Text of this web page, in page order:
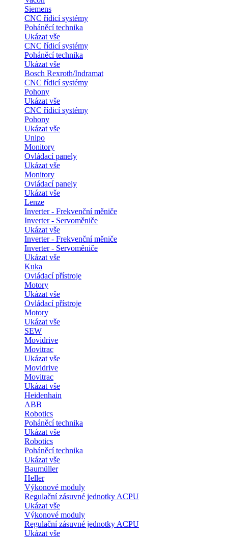
Siemens
CNC řídicí systémy
Poháněcí technika
Ukázat vše
CNC řídicí systémy
Poháněcí technika
Ukázat vše
Bosch Rexroth/Indramat
CNC řídicí systémy
Pohony
Ukázat vše
CNC řídicí systémy
Pohony
Ukázat vše
Unipo
Monitory
Ovládací panely
Ukázat vše
Monitory
Ovládací panely
Ukázat vše
Lenze
Inverter - Frekvenční měniče
Inverter - Servoměniče
Ukázat vše
Inverter - Frekvenční měniče
Inverter - Servoměniče
Ukázat vše
Kuka
Ovládací přístroje
Motory
Ukázat vše
Ovládací přístroje
Motory
Ukázat vše
SEW
Movidrive
Movitrac
Ukázat vše
Movidrive
Movitrac
Ukázat vše
Heidenhain
ABB
Robotics
Poháněcí technika
Ukázat vše
Robotics
Poháněcí technika
Ukázat vše
Baumüller
Heller
Výkonové moduly
Regulační zásuvné jednotky ACPU
Ukázat vše
Výkonové moduly
Regulační zásuvné jednotky ACPU
Ukázat vše